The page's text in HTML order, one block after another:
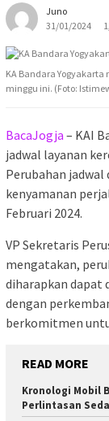
Juno
31/01/2024
KA Bandara
minggu ini. (Foto:
BacaJogja – KAI
jadwal layanan
Perubahan
kenyamanan
Februari 2024.
VP Sekretaris
mengatakan,
diharapkan dapat
dengan
berkomitmen
READ MORE
Kronologi Mobil
Perlintasan